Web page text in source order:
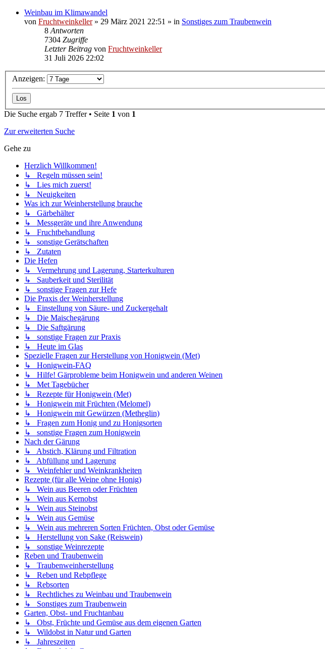
Weinbau im Klimawandel
von Fruchtweinkeller» 29 März 2021 22:51 » in Sonstiges zum Traubenwein
8 Antworten
7304 Zugriffe
Letzter Beitrag von Fruchtweinkeller
31 Juli 2026 22:02
Anzeigen:
Die Suche ergab 7 Treffer • Seite 1 von 1
Zur erweiterten Suche
Gehe zu
Herzlich Willkommen!
↳ Regeln müssen sein!
↳ Lies mich zuerst!
↳ Neuigkeiten
Was ich zur Weinherstellung brauche
↳ Gärbehälter
↳ Messgeräte und ihre Anwendung
↳ Fruchtbehandlung
↳ sonstige Gerätschaften
↳ Zutaten
Die Hefen
↳ Vermehrung und Lagerung, Starterkulturen
↳ Sauberkeit und Sterilität
↳ sonstige Fragen zur Hefe
Die Praxis der Weinherstellung
↳ Einstellung von Säure- und Zuckergehalt
↳ Die Maischegärung
↳ Die Saftgärung
↳ sonstige Fragen zur Praxis
↳ Heute im Glas
Spezielle Fragen zur Herstellung von Honigwein (Met)
↳ Honigwein-FAQ
↳ Hilfe! Gärprobleme beim Honigwein und anderen Weinen
↳ Met Tagebücher
↳ Rezepte für Honigwein (Met)
↳ Honigwein mit Früchten (Melomel)
↳ Honigwein mit Gewürzen (Metheglin)
↳ Fragen zum Honig und zu Honigsorten
↳ sonstige Fragen zum Honigwein
Nach der Gärung
↳ Abstich, Klärung und Filtration
↳ Abfüllung und Lagerung
↳ Weinfehler und Weinkrankheiten
Rezepte (für alle Weine ohne Honig)
↳ Wein aus Beeren oder Früchten
↳ Wein aus Kernobst
↳ Wein aus Steinobst
↳ Wein aus Gemüse
↳ Wein aus mehreren Sorten Früchten, Obst oder Gemüse
↳ Herstellung von Sake (Reiswein)
↳ sonstige Weinrezepte
Reben und Traubenwein
↳ Traubenweinherstellung
↳ Reben und Rebpflege
↳ Rebsorten
↳ Rechtliches zu Weinbau und Traubenwein
↳ Sonstiges zum Traubenwein
Garten, Obst- und Fruchtanbau
↳ Obst, Früchte und Gemüse aus dem eigenen Garten
↳ Wildobst in Natur und Garten
↳ Jahreszeiten